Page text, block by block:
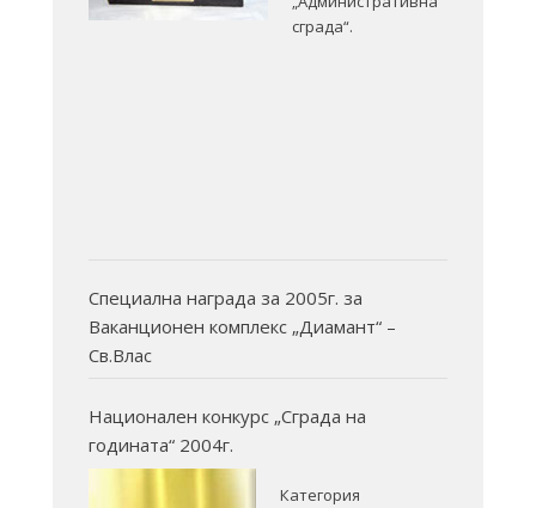
сграда“.
Специална награда за 2005г. за
Ваканционен комплекс „Диамант“ –
Св.Влас
Национален конкурс „Сграда на
годината“ 2004г.
Категория